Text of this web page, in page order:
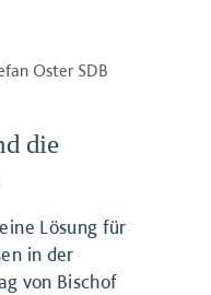
Oster SDB
die
Lösung für
in der
von Bischof